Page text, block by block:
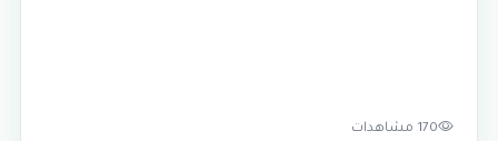
170 مشاهدات